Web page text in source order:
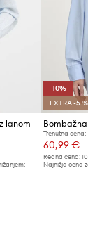
lanom
-10%
EXTRA -5
Trenutna cena:
60,99 €
Redna cena:
Najnižja cena